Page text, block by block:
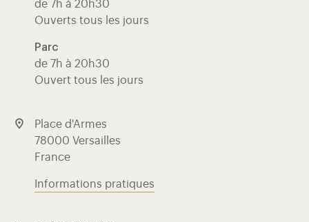
de 7h à 20h30
Ouverts tous les jours
Parc
de 7h à 20h30
Ouvert tous les jours
Place d'Armes
78000 Versailles
France
Informations pratiques